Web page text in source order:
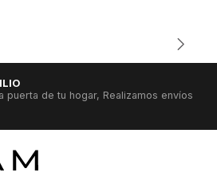
puerta de tu hogar, Realizamos envíos